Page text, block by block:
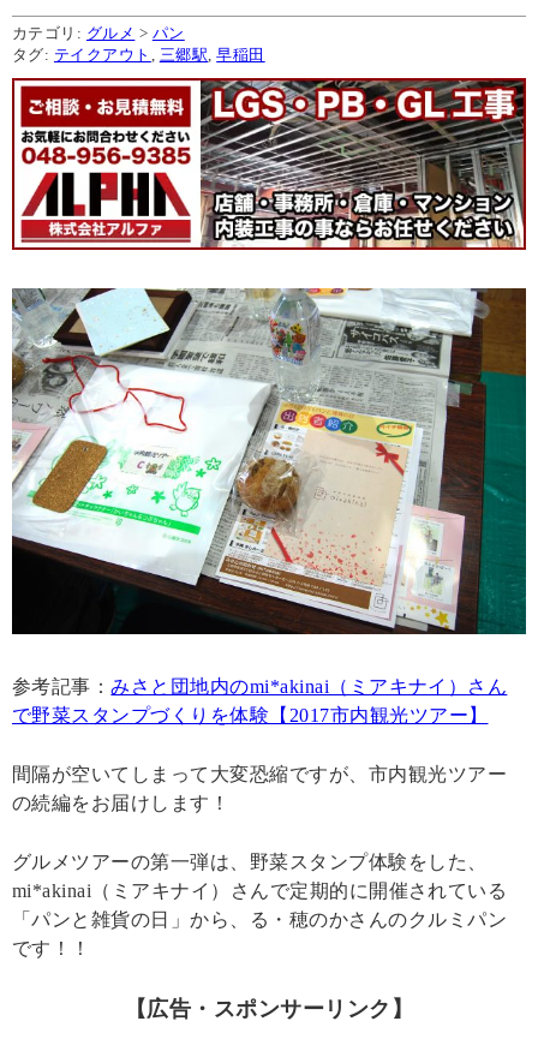
カテゴリ: グルメ > パン
タグ: テイクアウト , 三郷駅,早稲田
参考記事：みさと団地内のmi*akinai（ミアキナイ）さん
で野菜スタンプづくりを体験【2017市内観光ツアー】
間隔が空いてしまって大変恐縮ですが、市内観光ツアー
の続編をお届けします！
グルメツアーの第一弾は、野菜スタンプ体験をした、
mi*akinai（ミアキナイ）さんで定期的に開催されている
「パンと雑貨の日」から、る・穂のかさんのクルミパン
です！！
【広告・スポンサーリンク】